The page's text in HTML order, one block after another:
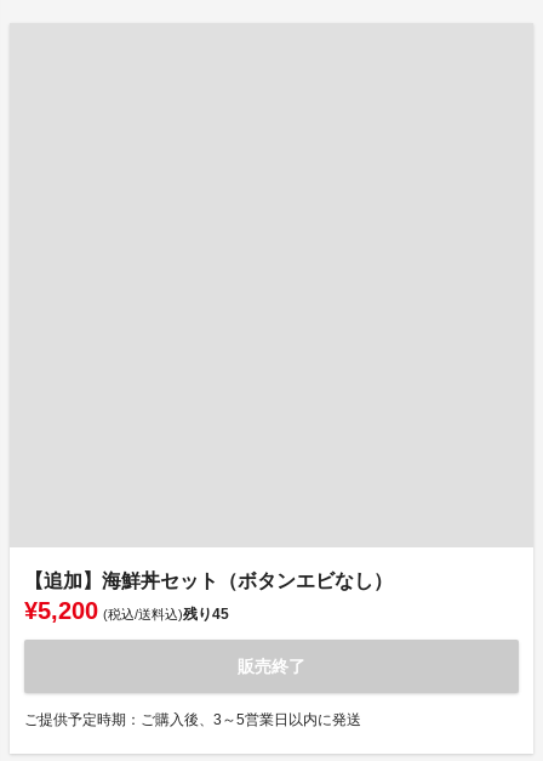
【追加】海鮮丼セット（ボタンエビなし）
¥5,200 (税込/送料込)残り45
販売終了
ご提供予定時期：ご購入後、3～5営業日以内に発送